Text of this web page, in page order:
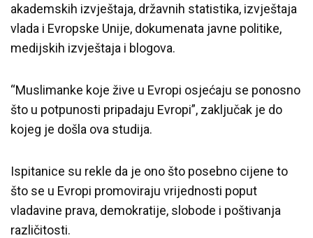
akademskih izvještaja, državnih statistika, izvještaja
vlada i Evropske Unije, dokumenata javne politike,
medijskih izvještaja i blogova.
“Muslimanke koje žive u Evropi osjećaju se ponosno
što u potpunosti pripadaju Evropi”, zaključak je do
kojeg je došla ova studija.
Ispitanice su rekle da je ono što posebno cijene to
što se u Evropi promoviraju vrijednosti poput
vladavine prava, demokratije, slobode i poštivanja
različitosti.